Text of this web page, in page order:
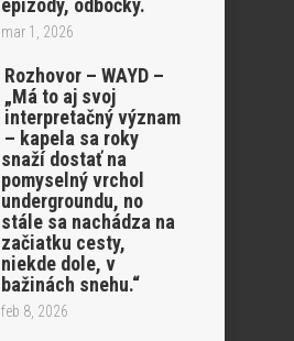
mar 1, 2026
Rozhovor – WAYD –
„Má to aj svoj
interpretačný význam
– kapela sa roky
snaží dostať na
pomyselný vrchol
undergroundu, no
stále sa nachádza na
začiatku cesty,
niekde dole, v
bažinách snehu.“
feb 8, 2026